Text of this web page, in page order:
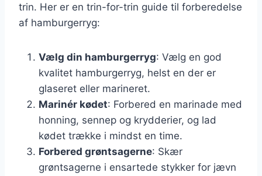
trin. Her er en trin-for-trin guide til forberedelse
af hamburgerryg:
Vælg din hamburgerryg: Vælg en god
kvalitet hamburgerryg, helst en der er
glaseret eller marineret.
Marinér kødet: Forbered en marinade med
honning, sennep og krydderier, og lad
kødet trække i mindst en time.
Forbered grøntsagerne: Skær
grøntsagerne i ensartede stykker for jævn